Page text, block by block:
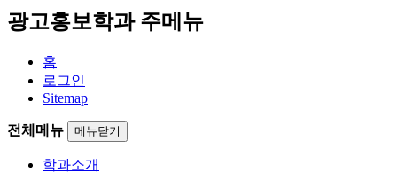
광고홍보학과 주메뉴
홈
로그인
Sitemap
전체메뉴 메뉴닫기
학과소개